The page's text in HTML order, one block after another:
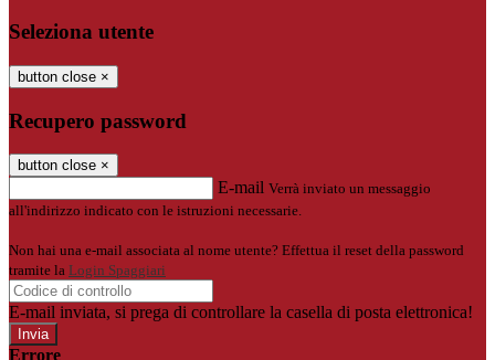
Seleziona utente
button close ×
Recupero password
button close ×
E-mail Verrà inviato un messaggio
all'indirizzo indicato con le istruzioni necessarie.
Non hai una e-mail associata al nome utente? Effettua il reset della password
tramite la Login Spaggiari
E-mail inviata, si prega di controllare la casella di posta elettronica!
Errore